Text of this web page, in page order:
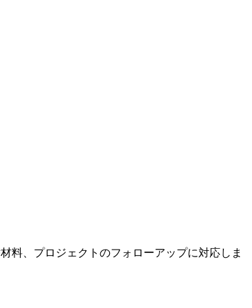
料、プロジェクトのフォローアップに対応しま